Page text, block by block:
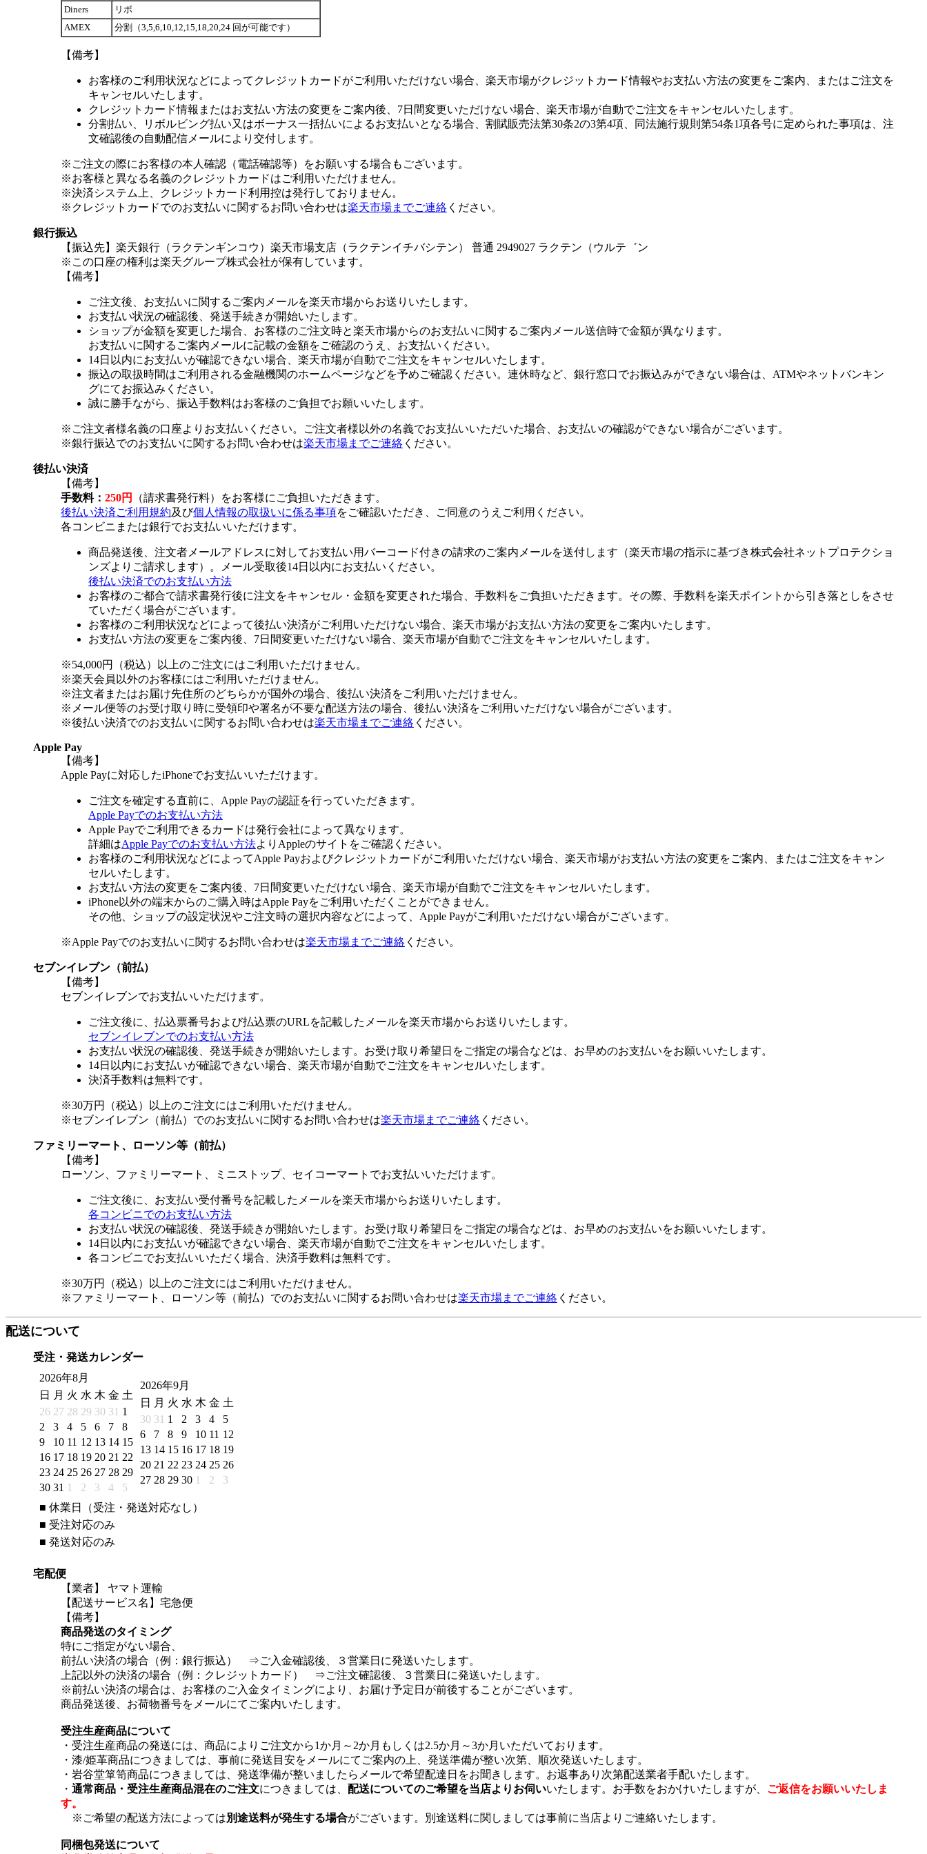
Diners
リボ
AMEX
分割（3,5,6,10,12,15,18,20,24 回が可能です）
【備考】
お客様のご利用状況などによってクレジットカードがご利用いただけない場合、楽天市場がクレジットカード情報やお支払い方法の変更をご案内、またはご注文を
キャンセルいたします。
クレジットカード情報またはお支払い方法の変更をご案内後、7日間変更いただけない場合、楽天市場が自動でご注文をキャンセルいたします。
分割払い、リボルビング払い又はボーナス一括払いによるお支払いとなる場合、割賦販売法第30条2の3第4項、同法施行規則第54条1項各号に定められた事項は、注
文確認後の自動配信メールにより交付します。
※ご注文の際にお客様の本人確認（電話確認等）をお願いする場合もございます。
※お客様と異なる名義のクレジットカードはご利用いただけません。
※決済システム上、クレジットカード利用控は発行しておりません。
※クレジットカードでのお支払いに関するお問い合わせは楽天市場までご連絡 ください。
銀行振込
【振込先】楽天銀行（ラクテンギンコウ）楽天市場支店（ラクテンイチバシテン） 普通 2949027 ラクテン（ウルテ゛ン
※この口座の権利は楽天グループ株式会社が保有しています。
【備考】
ご注文後、お支払いに関するご案内メールを楽天市場からお送りいたします。
お支払い状況の確認後、発送手続きが開始いたします。
ショップが金額を変更した場合、お客様のご注文時と楽天市場からのお支払いに関するご案内メール送信時で金額が異なります。
お支払いに関するご案内メールに記載の金額をご確認のうえ、お支払いください。
14日以内にお支払いが確認できない場合、楽天市場が自動でご注文をキャンセルいたします。
振込の取扱時間はご利用される金融機関のホームページなどを予めご確認ください。連休時など、銀行窓口でお振込みができない場合は、ATMやネットバンキン
グにてお振込みください。
誠に勝手ながら、振込手数料はお客様のご負担でお願いいたします。
※ご注文者様名義の口座よりお支払いください。ご注文者様以外の名義でお支払いいただいた場合、お支払いの確認ができない場合がございます。
※銀行振込でのお支払いに関するお問い合わせは楽天市場までご連絡 ください。
後払い決済
【備考】
手数料： 250円
（請求書発行料）をお客様にご負担いただきます。
後払い決済ご利用規約及び個人情報の取扱いに係る事項をご確認いただき、ご同意のうえご利用ください。
各コンビニまたは銀行でお支払いいただけます。
商品発送後、注文者メールアドレスに対してお支払い用バーコード付きの請求のご案内メールを送付します（楽天市場の指示に基づき株式会社ネットプロテクショ
ンズよりご請求します）。メール受取後14日以内にお支払いください。
後払い決済でのお支払い方法
お客様のご都合で請求書発行後に注文をキャンセル・金額を変更された場合、手数料をご負担いただきます。その際、手数料を楽天ポイントから引き落としをさせ
ていただく場合がございます。
お客様のご利用状況などによって後払い決済がご利用いただけない場合、楽天市場がお支払い方法の変更をご案内いたします。
お支払い方法の変更をご案内後、7日間変更いただけない場合、楽天市場が自動でご注文をキャンセルいたします。
※54,000円（税込）以上のご注文にはご利用いただけません。
※楽天会員以外のお客様にはご利用いただけません。
※注文者またはお届け先住所のどちらかが国外の場合、後払い決済をご利用いただけません。
※メール便等のお受け取り時に受領印や署名が不要な配送方法の場合、後払い決済をご利用いただけない場合がございます。
※後払い決済でのお支払いに関するお問い合わせは楽天市場までご連絡 ください。
Apple Pay
【備考】
Apple Payに対応したiPhoneでお支払いいただけます。
ご注文を確定する直前に、Apple Payの認証を行っていただきます。
Apple Payでのお支払い方法
Apple Payでご利用できるカードは発行会社によって異なります。
詳細はApple Payでのお支払い方法よりAppleのサイトをご確認ください。
お客様のご利用状況などによってApple Payおよびクレジットカードがご利用いただけない場合、楽天市場がお支払い方法の変更をご案内、またはご注文をキャン
セルいたします。
お支払い方法の変更をご案内後、7日間変更いただけない場合、楽天市場が自動でご注文をキャンセルいたします。
iPhone以外の端末からのご購入時はApple Payをご利用いただくことができません。
その他、ショップの設定状況やご注文時の選択内容などによって、Apple Payがご利用いただけない場合がございます。
※Apple Payでのお支払いに関するお問い合わせは楽天市場までご連絡 ください。
セブンイレブン（前払）
【備考】
セブンイレブンでお支払いいただけます。
ご注文後に、払込票番号および払込票のURLを記載したメールを楽天市場からお送りいたします。
セブンイレブンでのお支払い方法
お支払い状況の確認後、発送手続きが開始いたします。お受け取り希望日をご指定の場合などは、お早めのお支払いをお願いいたします。
14日以内にお支払いが確認できない場合、楽天市場が自動でご注文をキャンセルいたします。
決済手数料は無料です。
※30万円（税込）以上のご注文にはご利用いただけません。
※セブンイレブン（前払）でのお支払いに関するお問い合わせは楽天市場までご連絡 ください。
ファミリーマート、ローソン等（前払）
【備考】
ローソン、ファミリーマート、ミニストップ、セイコーマートでお支払いいただけます。
ご注文後に、お支払い受付番号を記載したメールを楽天市場からお送りいたします。
各コンビニでのお支払い方法
お支払い状況の確認後、発送手続きが開始いたします。お受け取り希望日をご指定の場合などは、お早めのお支払いをお願いいたします。
14日以内にお支払いが確認できない場合、楽天市場が自動でご注文をキャンセルいたします。
各コンビニでお支払いいただく場合、決済手数料は無料です。
※30万円（税込）以上のご注文にはご利用いただけません。
※ファミリーマート、ローソン等（前払）でのお支払いに関するお問い合わせは楽天市場までご連絡 ください。
配送について
受注・発送カレンダー
2026年8月
日
月 火 水 木 金 土
26 27 28 29 30 31 1
2
3 4 5 6 7
8
9
10 11 12 13 14 15
16 17 18 19 20 21 22
23 24 25 26 27 28 29
30 31 1 2 3 4 5
2026年9月
日
月 火 水 木 金 土
30 31 1 2 3 4
5
6
7 8 9 10 11 12
13 14 15 16 17 18 19
20 21 22 23 24 25 26
27 28 29 30 1 2 3
■ 休業日（受注・発送対応なし）
■ 受注対応のみ
■ 発送対応のみ
宅配便
【業者】 ヤマト運輸
【配送サービス名】宅急便
【備考】
商品発送のタイミング
特にご指定がない場合、
前払い決済の場合（例：銀行振込） ⇒ご入金確認後、３営業日に発送いたします。
上記以外の決済の場合（例：クレジットカード） ⇒ご注文確認後、３営業日に発送いたします。
※前払い決済の場合は、お客様のご入金タイミングにより、お届け予定日が前後することがございます。
商品発送後、お荷物番号をメールにてご案内いたします。
受注生産商品について
・受注生産商品の発送には、商品によりご注文から1か月～2か月もしくは2.5か月～3か月いただいております。
・漆/姫革商品につきましては、事前に発送目安をメールにてご案内の上、発送準備が整い次第、順次発送いたします。
・岩谷堂箪笥商品につきましては、発送準備が整いましたらメールで希望配達日をお聞きします。お返事あり次第配送業者手配いたします。
・ 通常商品・受注生産商品混在のご注文につきましては、 配送についてのご希望を当店よりお伺いいたします。お手数をおかけいたしますが、 ご返信をお願いいたしま
す。
※ご希望の配送方法によっては別途送料が発生する場合がございます。別途送料に関しましては事前に当店よりご連絡いたします。
同梱包発送について